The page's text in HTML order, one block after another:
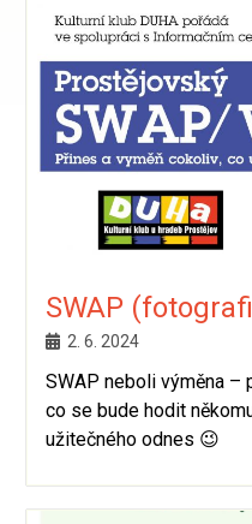
SWAP
2. 6. 2024
SWAP neboli výměna –
co se bude hodit
užitečného odnes 😉